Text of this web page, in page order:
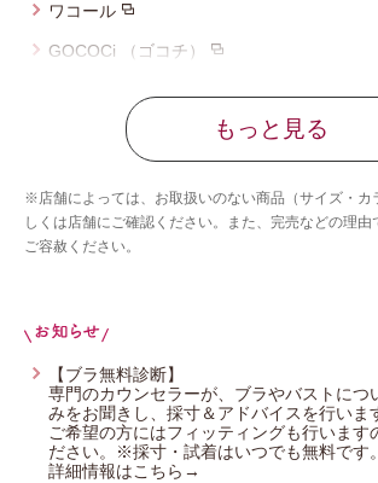
ワコール
GOCOCi （ゴコチ）
ウイング／レシアージュ
ウイング／ティーン
ブロス バイ ワコールメン
ウイング／フフ
CW-X
もっと見る
※店舗によっては、お取扱いのない商品（サイズ・カ
しくは店舗にご確認ください。また、完売などの理由
ご容赦ください。
【ブラ無料診断】
専門のカウンセラーが、ブラやバストにつ
みをお聞きし、採寸＆アドバイスを行いま
ご希望の方にはフィッティングも行います
ださい。※採寸・試着はいつでも無料です。
詳細情報はこちら→